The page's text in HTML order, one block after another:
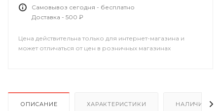
Самовывоз сегодня - бесплатно
Доставка - 500 ₽
Цена действительна только для интернет-магазина и
может отличаться от цен в розничных магазинах
ОПИСАНИЕ ХАРАКТЕРИСТИКИ НАЛИЧИЕ В